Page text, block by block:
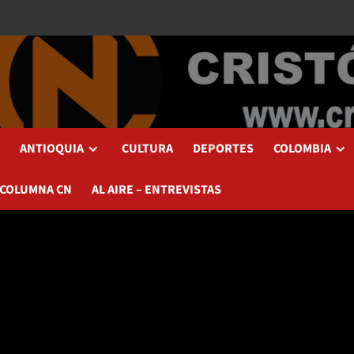
ANTIOQUIA CULTURA DEPORTES COLOMBIA
CN AL AIRE – ENTREVISTAS